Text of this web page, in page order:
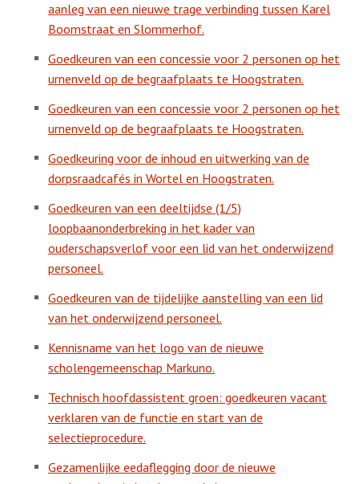
aanleg van een nieuwe trage verbinding tussen Karel
Boomstraat en Slommerhof.
Goedkeuren van een concessie voor 2 personen op het
urnenveld op de begraafplaats te Hoogstraten.
Goedkeuren van een concessie voor 2 personen op het
urnenveld op de begraafplaats te Hoogstraten.
Goedkeuring voor de inhoud en uitwerking van de
dorpsraadcafés in Wortel en Hoogstraten.
Goedkeuren van een deeltijdse (1/5)
loopbaanonderbreking in het kader van
ouderschapsverlof voor een lid van het onderwijzend
personeel.
Goedkeuren van de tijdelijke aanstelling van een lid
van het onderwijzend personeel.
Kennisname van het logo van de nieuwe
scholengemeenschap Markuno.
Technisch hoofdassistent groen: goedkeuren vacant
verklaren van de functie en start van de
selectieprocedure.
Gezamenlijke eedaflegging door de nieuwe